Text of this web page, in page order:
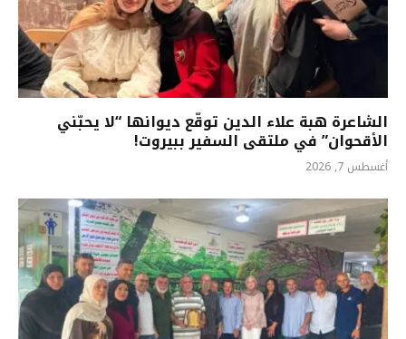
الشاعرة هبة علاء الدين توقّع ديوانها “لا يحبّني
الأقحوان” في ملتقى السفير ببيروت!
أغسطس 7, 2026